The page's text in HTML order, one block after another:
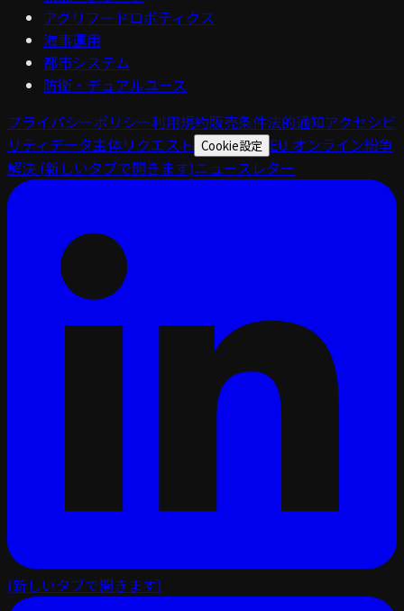
アグリフードロボティクス
海事運用
都市システム
防衛・デュアルユース
プライバシーポリシー利用規約販売条件法的通知アクセシビ
リティデータ主体リクエスト Cookie設定 EU オンライン紛争
解決 (新しいタブで開きます)ニュースレター
(新しいタブで開きます)